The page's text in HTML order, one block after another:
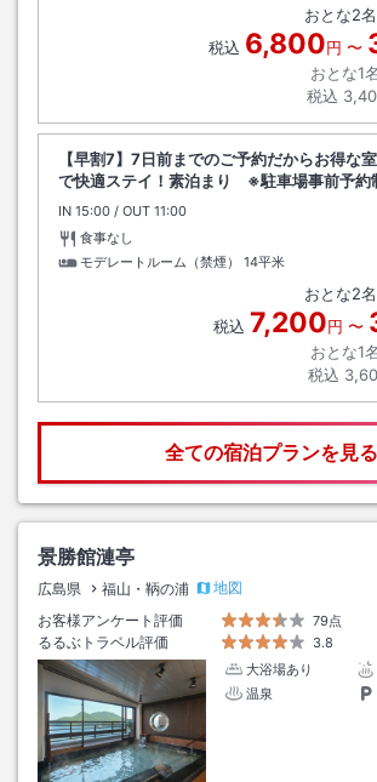
おとな2名
税込 6,800円 〜
おとな1
税込
【早割7】7日前までのご予約だからお得な
で快適ステイ！素泊まり ※駐車場事前予約
IN チェックイン
15:00 / OUT チェックアウト
11:00
食事なし
モデレートルーム（禁煙）
14平米
おとな2名
税込 7,200円 〜
おとな1
税込
全ての宿泊プランを見る
景勝館漣亭
広島県 福山・鞆の浦
地図
お客様アンケート評価
79点
るるぶトラベル評価
3.8
大浴場あり
温泉